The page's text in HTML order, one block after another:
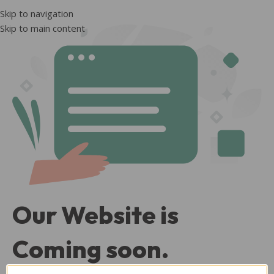
Skip to navigation
Skip to main content
Our Website is
Coming soon.